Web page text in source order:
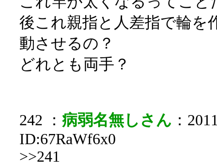
後これ親指と人差指で輪を
動させるの？
どれとも両手？
242 ： 病弱名無しさん ：
ID:67RaWf6x0
>>241